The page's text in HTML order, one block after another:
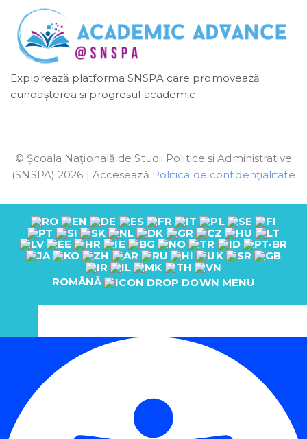
Explorează platforma SNSPA care promovează
cunoașterea și progresul academic
© Școala Naţională de Studii Politice și Administrative
(SNSPA) 2026 | Accesează Politica de confidenţialitate
ROMÂNĂ